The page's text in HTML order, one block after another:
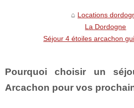
Locations
La Dordogne
Séjour 4 étoiles arcachon
Pourquoi choisir un
Arcachon pour vos